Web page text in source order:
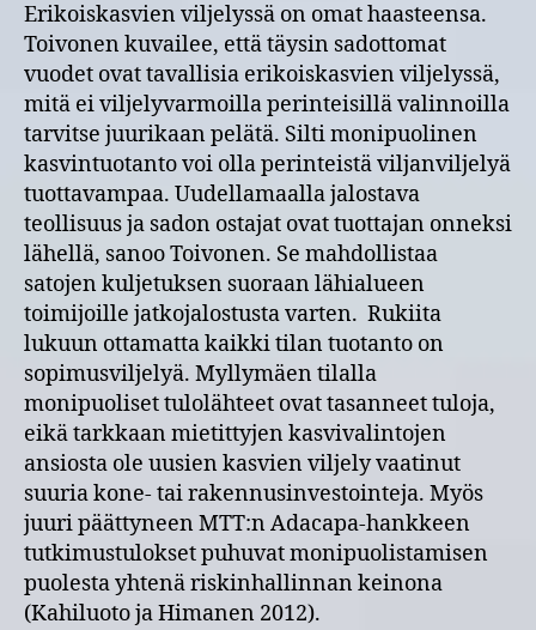
Erikoiskasvien viljelyssä on omat haasteensa.
Toivonen kuvailee, että täysin sadottomat
vuodet ovat tavallisia erikoiskasvien viljelyssä,
mitä ei viljelyvarmoilla perinteisillä valinnoilla
tarvitse juurikaan pelätä. Silti monipuolinen
kasvintuotanto voi olla perinteistä viljanviljelyä
tuottavampaa. Uudellamaalla jalostava
teollisuus ja sadon ostajat ovat tuottajan onneksi
lähellä, sanoo Toivonen. Se mahdollistaa
satojen kuljetuksen suoraan lähialueen
toimijoille jatkojalostusta varten. Rukiita
lukuun ottamatta kaikki tilan tuotanto on
sopimusviljelyä. Myllymäen tilalla
monipuoliset tulolähteet ovat tasanneet tuloja,
eikä tarkkaan mietittyjen kasvivalintojen
ansiosta ole uusien kasvien viljely vaatinut
suuria kone- tai rakennusinvestointeja. Myös
juuri päättyneen MTT:n Adacapa-hankkeen
tutkimustulokset puhuvat monipuolistamisen
puolesta yhtenä riskinhallinnan keinona
(Kahiluoto ja Himanen 2012).